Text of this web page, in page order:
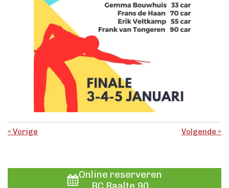
« Vorige Volgende »
Online reserveren
BC Raalte 90